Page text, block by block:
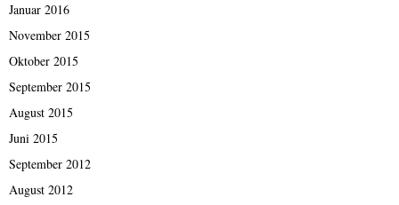
Januar 2016
November 2015
Oktober 2015
September 2015
August 2015
Juni 2015
September 2012
August 2012